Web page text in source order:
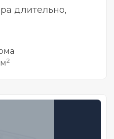
длительно,
2